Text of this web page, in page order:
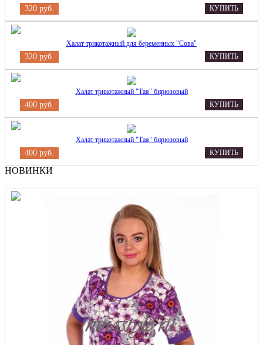
320 руб. КУПИТЬ
Халат трикотажный для беременных "Сова"
320 руб. КУПИТЬ
Халат трикотажный "Тая" бирюзовый
400 руб. КУПИТЬ
Халат трикотажный "Тая" бирюзовый
400 руб. КУПИТЬ
НОВИНКИ